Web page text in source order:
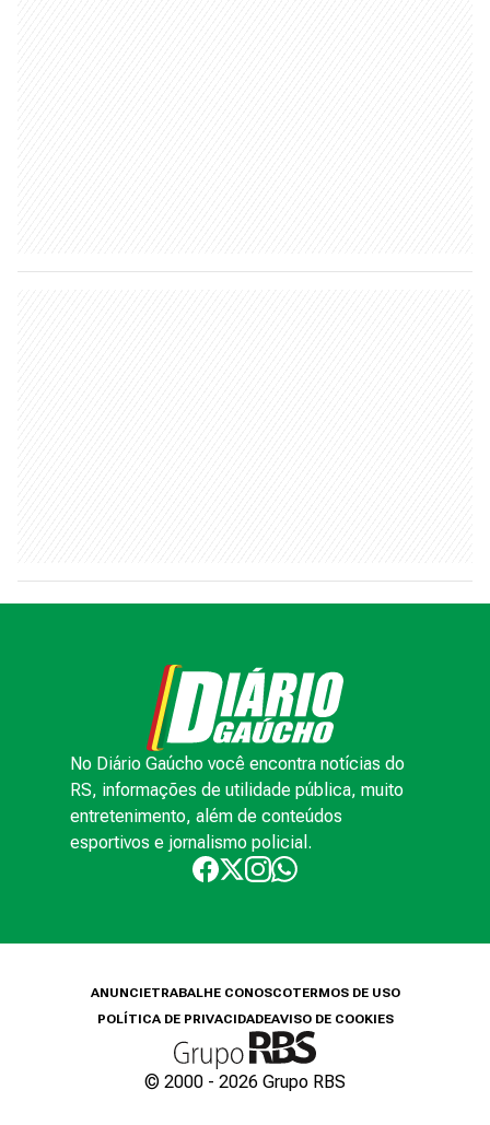
No Diário Gaúcho você encontra notícias do
RS, informações de utilidade pública, muito
entretenimento, além de conteúdos
esportivos e jornalismo policial.
ANUNCIETRABALHE CONOSCOTERMOS DE USO
POLÍTICA DE PRIVACIDADEAVISO DE COOKIES
© 2000 - 2026 Grupo RBS